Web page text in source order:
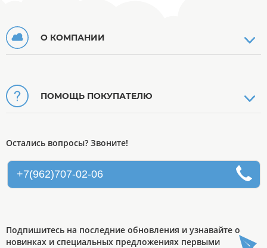
О КОМПАНИИ
ПОМОЩЬ ПОКУПАТЕЛЮ
Остались вопросы? Звоните!
+7(962)707-02-06
Подпишитесь на последние обновления и узнавайте о
новинках и специальных предложениях первыми